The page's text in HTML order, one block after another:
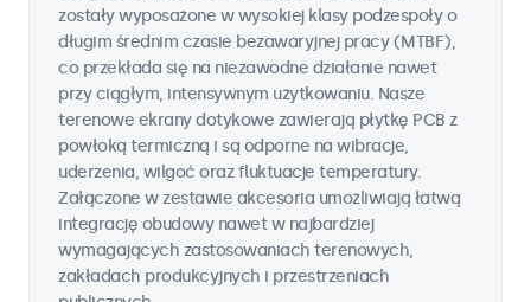
zostały wyposażone w wysokiej klasy podzespoły o
długim średnim czasie bezawaryjnej pracy (MTBF),
co przekłada się na niezawodne działanie nawet
przy ciągłym, intensywnym użytkowaniu. Nasze
terenowe ekrany dotykowe zawierają płytkę PCB z
powłoką termiczną i są odporne na wibracje,
uderzenia, wilgoć oraz fluktuacje temperatury.
Załączone w zestawie akcesoria umożliwiają łatwą
integrację obudowy nawet w najbardziej
wymagających zastosowaniach terenowych,
zakładach produkcyjnych i przestrzeniach